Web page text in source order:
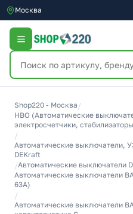
Москва
Shop220 - Москва /
НВО (Автоматические
электросчетчики,
/
Автоматические выключатели,
DEKraft
/Автоматические выключатели
Автоматические выключатели
63А)
/
Автоматические выключатели